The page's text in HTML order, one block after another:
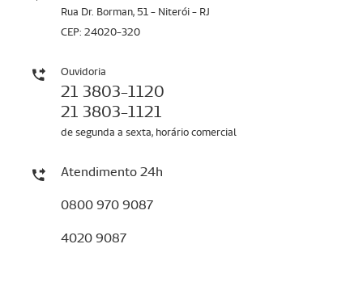
Rua Dr. Borman, 51 - Niterói - RJ
CEP: 24020-320
Ouvidoria
21 3803-1120
21 3803-1121
de segunda a sexta, horário comercial
Atendimento 24h
0800 970 9087
4020 9087